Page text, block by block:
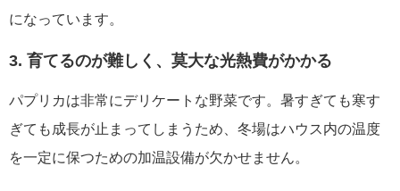
になっています。
3. 育てるのが難しく、莫大な光熱費がかかる
パプリカは非常にデリケートな野菜です。暑すぎても寒す
ぎても成長が止まってしまうため、冬場はハウス内の温度
を一定に保つための加温設備が欠かせません。